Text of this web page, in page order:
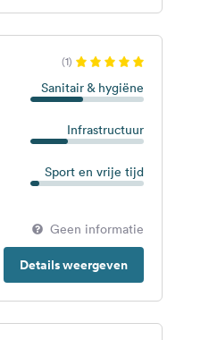
(1)
Sanitair & hygiëne
Infrastructuur
Sport en vrije tijd
Geen informatie
Details weergeven